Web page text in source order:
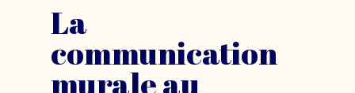
La
communication
murale au